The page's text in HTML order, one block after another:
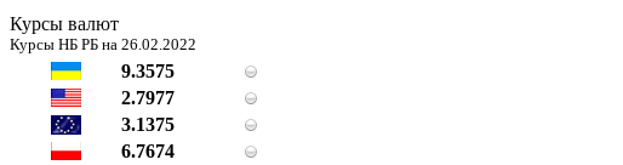
Курсы валют
Курсы НБ РБ на 26.02.2022
9.3575
2.7977
3.1375
6.7674